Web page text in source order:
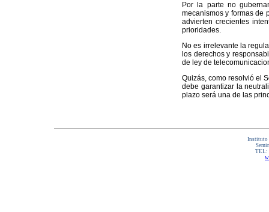
Por la parte no
mecanismos y formas de
advierten crecientes
prioridades.
No es irrelevante la
los derechos y
de ley de
Quizás, como resolvió el
debe garantizar la
plazo será una de las
Instituto
TEL: